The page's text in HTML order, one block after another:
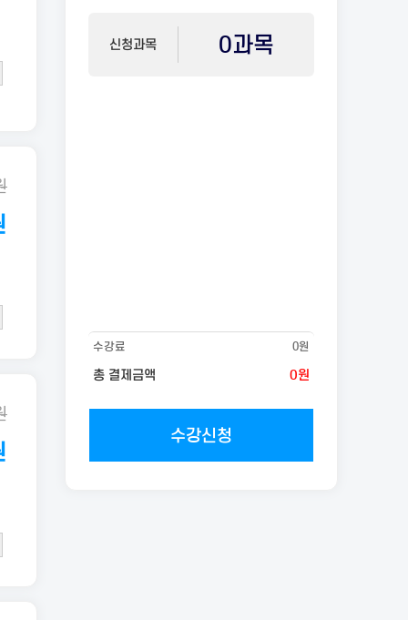
신청과목 0과목
수강료 0원
총 결제금액 0원